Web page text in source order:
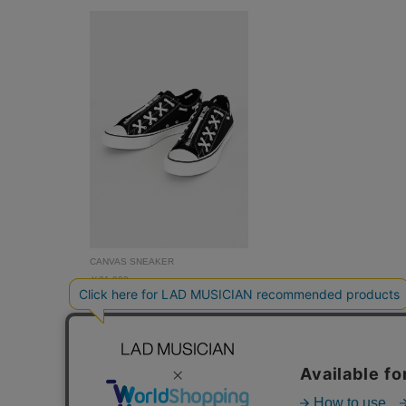
CANVAS SNEAKER
￥31,900